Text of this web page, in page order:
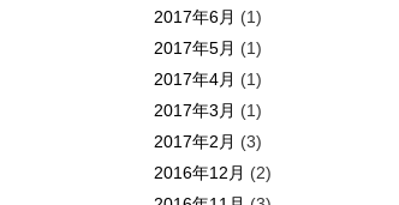
2017年6月 (1)
2017年5月 (1)
2017年4月 (1)
2017年3月 (1)
2017年2月 (3)
2016年12月 (2)